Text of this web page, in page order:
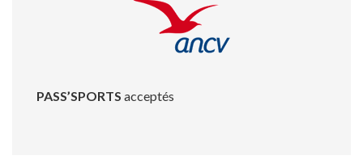
PASS’SPORTS acceptés